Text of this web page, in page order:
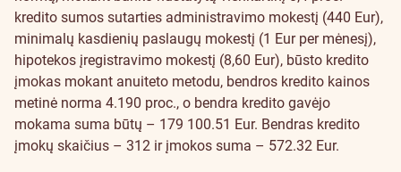
kredito sumos sutarties administravimo mokestį (440 Eur),
minimalų kasdienių paslaugų mokestį (1 Eur per mėnesį),
hipotekos įregistravimo mokestį (8,60 Eur), būsto kredito
įmokas mokant anuiteto metodu, bendros kredito kainos
metinė norma 4.190 proc., o bendra kredito gavėjo
mokama suma būtų – 179 100.51 Eur. Bendras kredito
įmokų skaičius – 312 ir įmokos suma – 572.32 Eur.